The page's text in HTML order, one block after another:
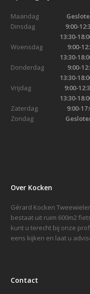
Maandag
Dinsdag 9:00-
13:30-
Woensdag
9:00-
13:30-
Donderdag 9:00-
13:30-
Vrijdag 9:00-
13:30-
Zaterdag 9:00-
Zondag
Over Kocken
Gérard Kocken
bestaat uit ruim 600m2
kunt u terecht bij onze
eens kijken en laat u
Contact